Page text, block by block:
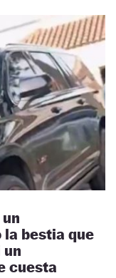
bestia que
un
cuesta